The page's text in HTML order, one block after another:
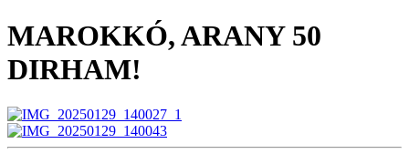
MAROKKÓ, ARANY 50
DIRHAM!